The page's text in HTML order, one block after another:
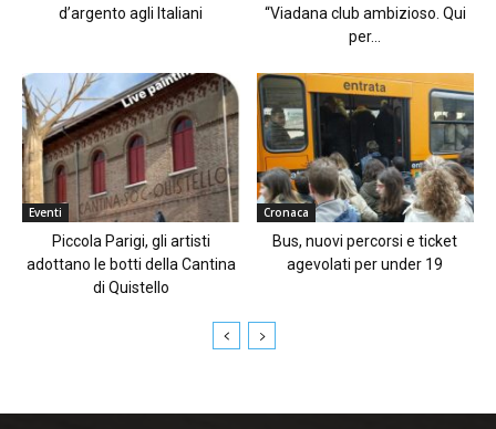
d’argento agli Italiani
“Viadana club ambizioso. Qui
per...
Eventi
Piccola Parigi, gli artisti
adottano le botti della Cantina
di Quistello
Cronaca
Bus, nuovi percorsi e ticket
agevolati per under 19